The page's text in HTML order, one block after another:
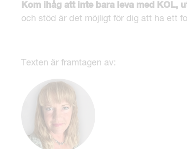
Kom ihåg att inte bara leva med KOL,
och stöd är det möjligt för dig att ha ett
Texten är framtagen av: